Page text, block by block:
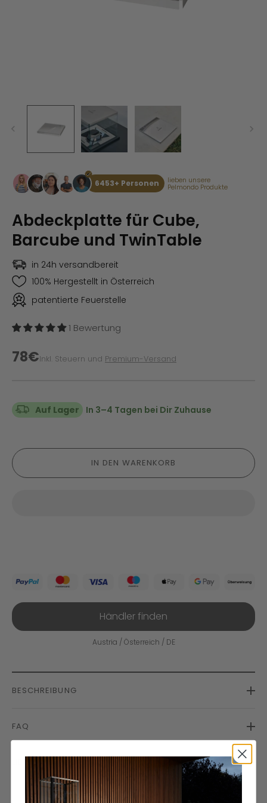
6453+ Personen lieben unsere
Pelmondo Produkte
Abdeckplatte für Cube,
Barcube und TwinTable
in 24h versandbereit
100% Hergestellt in Österreich
patentierte Feuerstelle
1 Bewertung
78€Inkl. Steuern und Premium-Versand
Auf Lager In 3–4 Tagen bei Dir Zuhause
IN DEN WARENKORB
Händler finden
Austria / Österreich / DE
BESCHREIBUNG
FAQ